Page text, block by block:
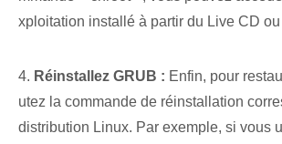
xploitation installé à partir du Live CD
4. Réinstallez GRUB : Enfin, pour
utez la commande de réinstallation
distribution Linux. Par exemple, si vous